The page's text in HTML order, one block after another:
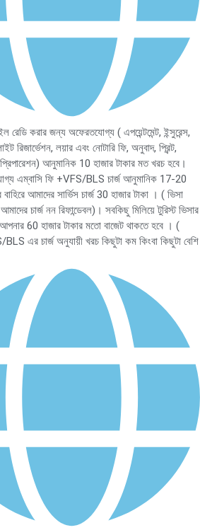
রেডি করার জন্য অফেরতযোগ্য ( এপয়েন্টমেন্ট, ইন্সুরেন্স,
রিজার্ভেশন, লয়ার এবং নোটারি ফি, অনুবাদ, প্রিন্ট,
আনুমানিক 10 হাজার টাকার মত খরচ হবে।
এম্বাসি ফি +VFS/BLS চার্জ আনুমানিক 17-20
আমাদের সার্ভিস চার্জ 30 হাজার টাকা । ( ভিসা
চার্জ নন রিফান্ডেবল)। সবকিছু মিলিয়ে টুরিস্ট ভিসার
60 হাজার টাকার মতো বাজেট থাকতে হবে । (
এর চার্জ অনুযায়ী খরচ কিছুটা কম কিংবা কিছুটা বেশি